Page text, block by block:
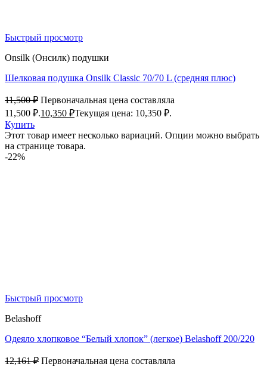
Быстрый просмотр
Onsilk (Онсилк) подушки
Шелковая подушка Onsilk Classic 70/70 L (средняя плюс)
11,500₽ Первоначальная цена составляла
11,500 ₽.10,350 ₽Текущая цена: 10,350 ₽.
Купить
Этот товар имеет несколько вариаций. Опции можно выбрать
на странице товара.
-22%
Быстрый просмотр
Belashoff
Одеяло хлопковое “Белый хлопок” (легкое) Belashoff 200/220
12,161₽ Первоначальная цена составляла